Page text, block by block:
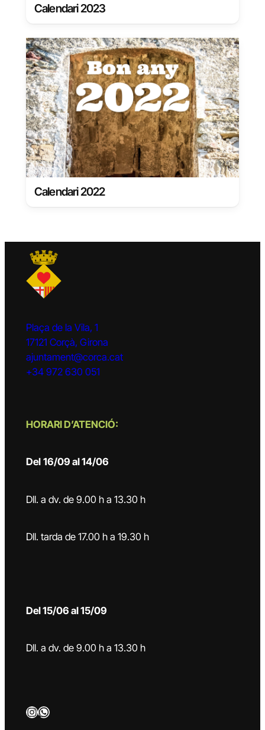
Calendari 2023
Calendari 2022
Plaça de la Vila, 1
17121 Corçà, Girona
ajuntament@corca.cat
+34 972 630 051
HORARI D’ATENCIÓ:
Del 16/09 al 14/06
Dll. a dv. de 9.00 h a 13.30 h
Dll. tarda de 17.00 h a 19.30 h
Del 15/06 al 15/09
Dll. a dv. de 9.00 h a 13.30 h
InstagramWhatsApp